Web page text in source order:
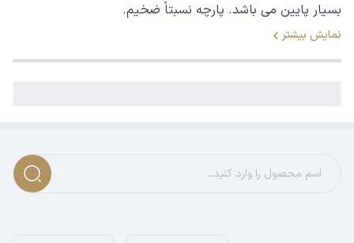
بسیار پایین می باشد. پارچه نسبتاً ضخیم.
نمایش بیشتر